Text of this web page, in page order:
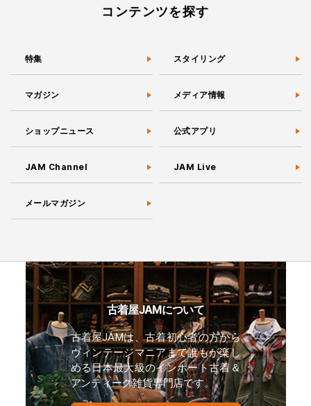
コンテンツを探す
特集 スタイリング
マガジン メディア情報
ショップニュース 公式アプリ
JAM Channel JAM Live
メールマガジン
古着屋JAMについて
古着屋JAMは、古着初心者の方から
ヴィンテージマニアまで誰もが楽し
める日本最大級のインポート古着＆
アンティーク雑貨専門店です。